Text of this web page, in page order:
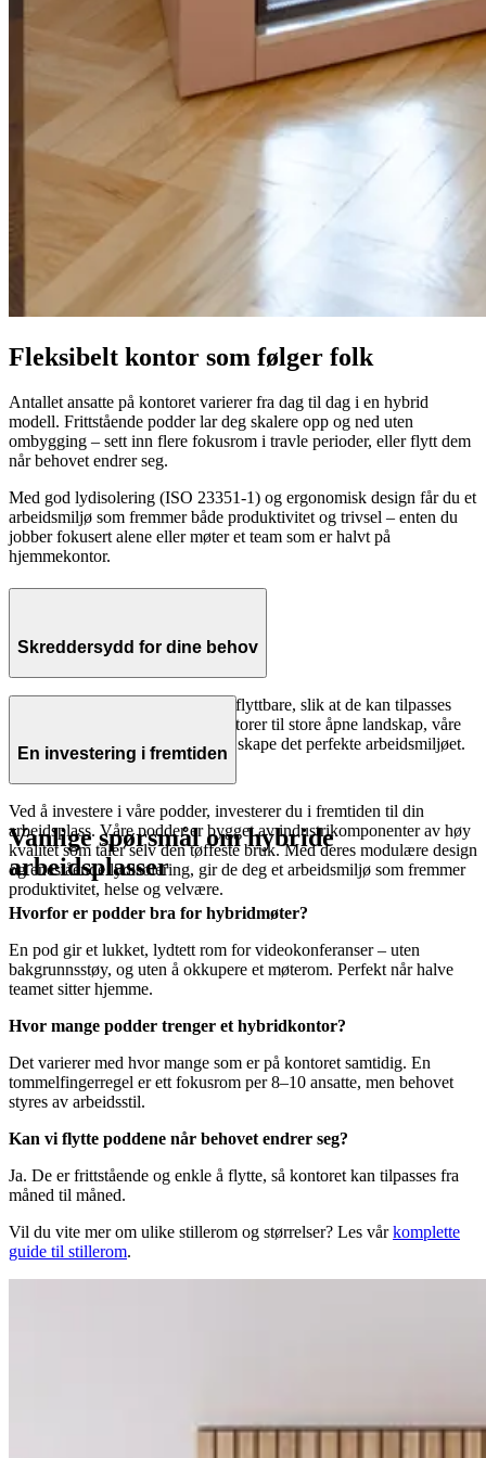
Fleksibelt kontor som følger folk
Antallet ansatte på kontoret varierer fra dag til dag i en hybrid
modell. Frittstående podder lar deg skalere opp og ned uten
ombygging – sett inn flere fokusrom i travle perioder, eller flytt dem
når behovet endrer seg.
Med god lydisolering (ISO 23351-1) og ergonomisk design får du et
arbeidsmiljø som fremmer både produktivitet og trivsel – enten du
jobber fokusert alene eller møter et team som er halvt på
hjemmekontor.
Skreddersydd for dine behov
Våre podder er modulære og lett flyttbare, slik at de kan tilpasses
enhver arbeidsplass. Fra små kontorer til store åpne landskap, våre
podder gir deg fleksibiliteten til å skape det perfekte arbeidsmiljøet.
En investering i fremtiden
Ved å investere i våre podder, investerer du i fremtiden til din
arbeidsplass. Våre podder er bygget av industrikomponenter av høy
kvalitet som tåler selv den tøffeste bruk. Med deres modulære design
og enestående lydisolering, gir de deg et arbeidsmiljø som fremmer
produktivitet, helse og velvære.
Vanlige spørsmål om hybride
arbeidsplasser
Hvorfor er podder bra for hybridmøter?
En pod gir et lukket, lydtett rom for videokonferanser – uten
bakgrunnsstøy, og uten å okkupere et møterom. Perfekt når halve
teamet sitter hjemme.
Hvor mange podder trenger et hybridkontor?
Det varierer med hvor mange som er på kontoret samtidig. En
tommelfingerregel er ett fokusrom per 8–10 ansatte, men behovet
styres av arbeidsstil.
Kan vi flytte poddene når behovet endrer seg?
Ja. De er frittstående og enkle å flytte, så kontoret kan tilpasses fra
måned til måned.
Vil du vite mer om ulike stillerom og størrelser? Les vårkomplette
guide til stillerom.